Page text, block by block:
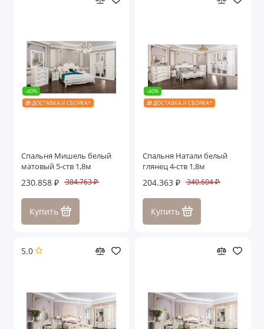
-40%
🎁 ДОСТАВКА И СБОРКА*
Спальня Мишель белый
матовый 5-ств 1,8м
230.858 ₽ 384.763 ₽
Купить
-40%
🎁 ДОСТАВКА И СБОРКА*
Спальня Натали белый
глянец 4-ств 1,8м
204.363 ₽ 340.604 ₽
Купить
5.0